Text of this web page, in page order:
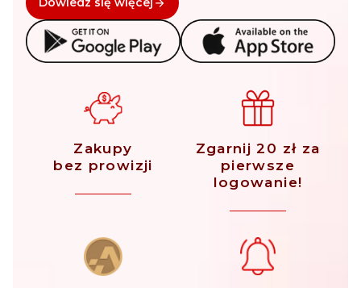
Zakupy
bez prowizji
Zgarnij 20 zł za
pierwsze
logowanie!